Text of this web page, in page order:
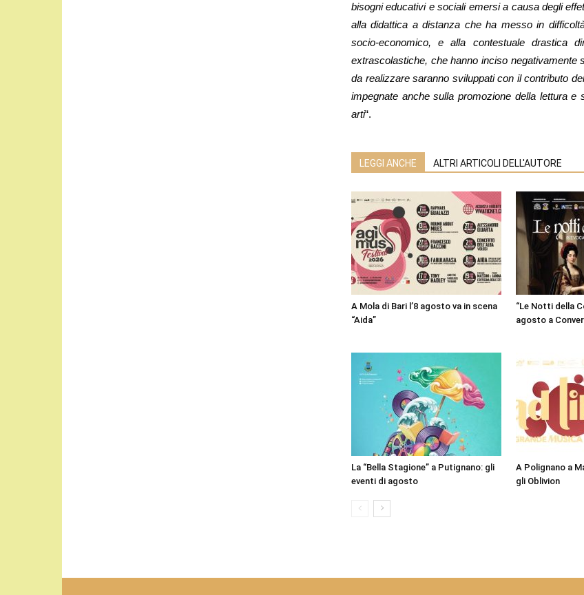
bisogni educativi e sociali emersi a causa degli
alla didattica a distanza che ha messo in
socio-economico, e alla contestuale drastica
extrascolastiche, che hanno inciso
da realizzare saranno sviluppati con il contributo
impegnate anche sulla promozione della lettura e
arti“.
LEGGI ANCHE ALTRI ARTICOLI DELL'AUTORE
A Mola di Bari l’8 agosto va in scena
“Aida”
“Le Notti della
agosto a
La “Bella Stagione” a Putignano: gli
eventi di agosto
A Polignano a
gli Oblivion